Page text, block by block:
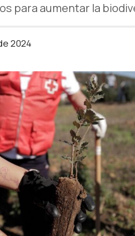
para aumentar la
2024